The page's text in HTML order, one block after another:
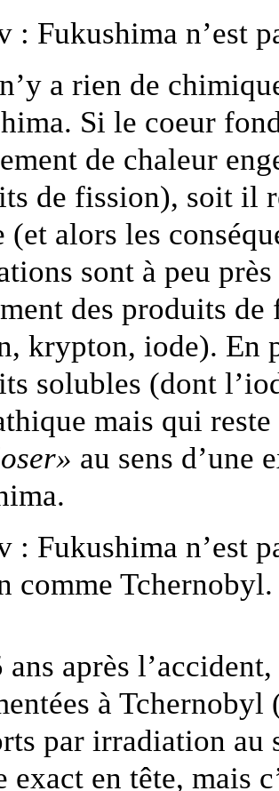
: Fukushima n’est
a rien de
Si le coeur
de chaleur
de fission), soit il
(et alors les
sont à peu
des produits de
krypton, iode). En
solubles (dont
mais qui
au sens d’une
: Fukushima n’est
comme
ans après
à
par irradiation au
exact en tête, mais